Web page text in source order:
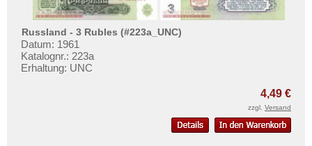
Russland - 3 Rubles (#223a_UNC)
Datum: 1961
Katalognr.: 223a
Erhaltung: UNC
4,49 €
zzgl. Versand